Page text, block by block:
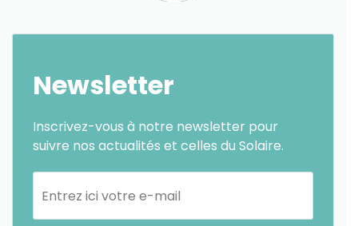
Newsletter
Inscrivez-vous à notre newsletter pour
suivre nos actualités et celles du Solaire.